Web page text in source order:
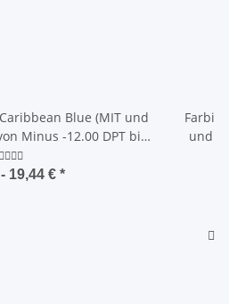
Blue (MIT und
Minus -12.00 DPT bis
DPT)
19,44 € *
und